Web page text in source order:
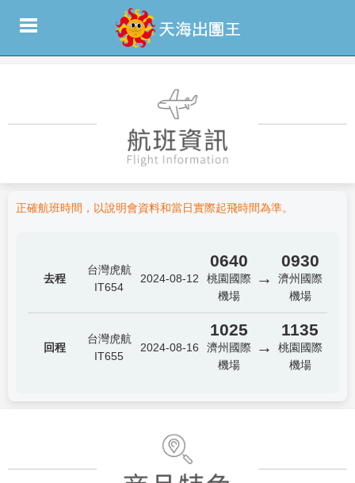
正確航班時間，以說明會資料和當日實際起飛時間為準。
去程
台灣虎航
IT654
2024-08-12
0640
桃園國際
機場
→
0930
濟州國際
機場
回程
台灣虎航
IT655
2024-08-16
1025
濟州國際
機場
→
1135
桃園國際
機場